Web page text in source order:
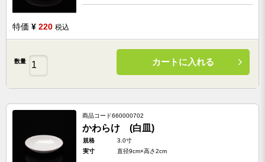
特価 ¥ 220 税込
数量 カートに入れる
商品コード660000702
かわらけ (白皿)
規格
3.0寸
実寸
直径9cm×高さ2cm